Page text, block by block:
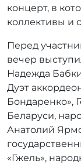
концерт, в
коллективы и
Перед
вечер
Надежда
Дуэт
Бондаренко»,
Беларуси,
Анатолий
«Гжель»,